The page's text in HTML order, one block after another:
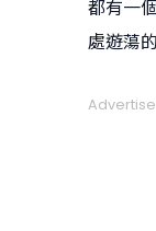
都有一
處遊蕩